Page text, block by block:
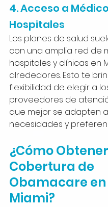
4. Acceso a
Hospitales
Los planes de salud
con una amplia red de
hospitales y clínicas en
alrededores. Esto te
flexibilidad de elegir a
proveedores de
que mejor se adapten
necesidades y
¿Cómo Obtener
Cobertura de
Obamacare en
Miami?